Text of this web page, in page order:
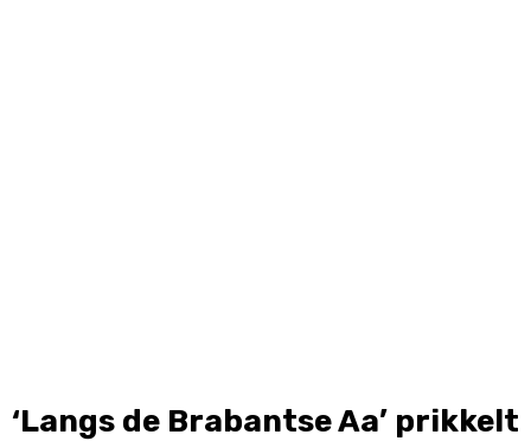
‘Langs de Brabantse Aa’ prikkelt